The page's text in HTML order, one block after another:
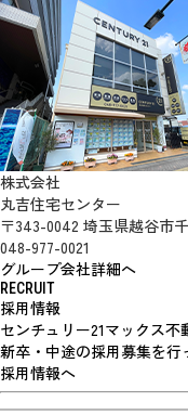
株式会社
丸吉住宅センター
〒343-0042 埼玉県越谷市
048-977-0021
グループ会社詳細へ
RECRUIT
採用情報
センチュリー21マックス不
新卒・中途の採用募集を行
採用情報へ